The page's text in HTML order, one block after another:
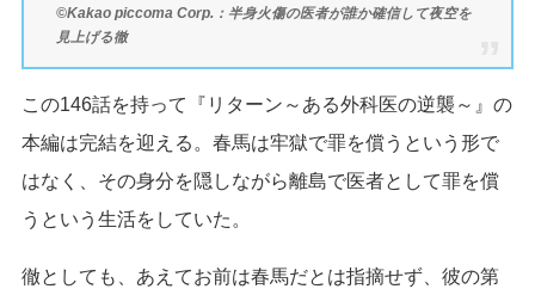
©Kakao piccoma Corp.：半身火傷の医者が誰か確信して夜空を
見上げる徹
この146話を持って『リターン～ある外科医の逆襲～』の
本編は完結を迎える。春馬は牢獄で罪を償うという形で
はなく、その身分を隠しながら離島で医者として罪を償
うという生活をしていた。
徹としても、あえてお前は春馬だとは指摘せず、彼の第